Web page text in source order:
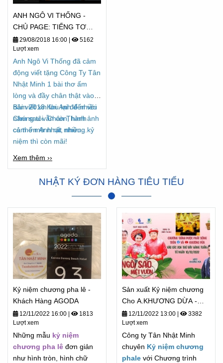
ANH NGÔ VI THỐNG -
CHỦ PAGE: TIẾNG TƠ
LÒNG CẢM NHẬN - TỪ
2018
29/08/2018 16:00 |
5162
Lượt xem
Anh Ngô Vi Thống đã cảm
động viết tặng Công Ty Tân
Nhật Minh 1 bài thơ ấm
lòng và đầy chân thật vào
năm 2018 Khi Anh đến với
Chúng tôi. Chân Thành
cảm ơn Anh rất nhiều...
Bài viết xin lưu lại để nhiều
năm sau vẫn còn, hình ảnh
có thể mờ nhạt, nhưng kỷ
niệm thì còn mãi!
Xem thêm ››
NHẬT KÝ ĐƠN HÀNG TIÊU TIỂU
Kỷ niệm chương pha lê -
Khách Hàng AGODA
12/11/2022 16:00
1813
Lượt xem
Những mẫu kỷ niệm
chương pha lê đơn giản
như hình tròn, hình chữ
Sản xuất Kỷ niệm chương
Cho A.KHƯƠNG DỪA -
Chương Trình " Gọng Ca
Miệt Vườn" 2022
12/11/2022 13:00
3382
Lượt xem
Công ty Tân Nhật Minh
chuyên Kỷ niệm chương
phale với Chương trình